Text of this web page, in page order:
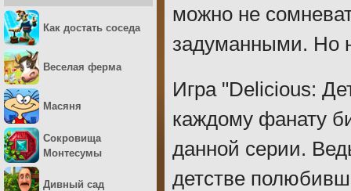
можно не
задуманными. Но
Игра "Delicious:
каждому фанату
данной серии.
детстве
Как достать соседа
Веселая ферма
Масяня
Сокровища
Монтесумы
Дивный сад